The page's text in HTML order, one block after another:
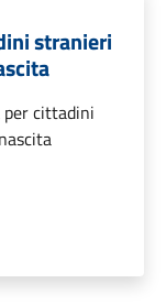
stranieri
cittadini